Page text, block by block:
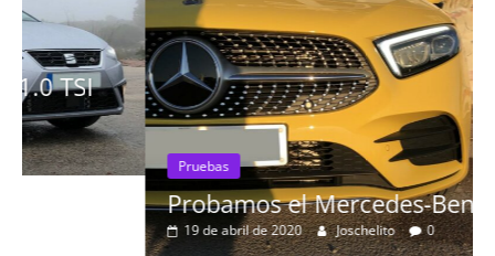
Pruebas
Probamos el Mercedes-Benz A200d
19 de abril de 2020 Joschelito 0